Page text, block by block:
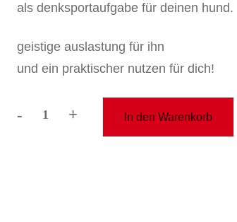
als denksportaufgabe für deinen hund.
geistige auslastung für ihn
und ein praktischer nutzen für dich!
- + In den Warenkorb